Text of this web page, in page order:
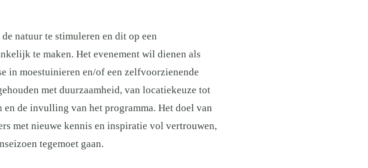
natuur te stimuleren en dit op een
te maken. Het evenement wil dienen als
in moestuinieren en/of een zelfvoorzienende
met duurzaamheid, van locatiekeuze tot
en de invulling van het programma. Het doel van
met nieuwe kennis en inspiratie vol vertrouwen,
tegemoet gaan.